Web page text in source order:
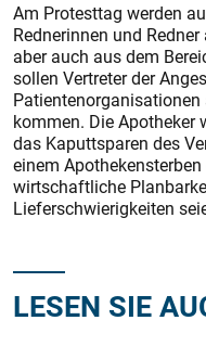
Am Protesttag werden
Rednerinnen und
aber auch aus dem
sollen Vertreter der
kommen. Die Apotheker
das Kaputtsparen des
einem
wirtschaftliche
Lieferschwierigkeiten
LESEN SIE